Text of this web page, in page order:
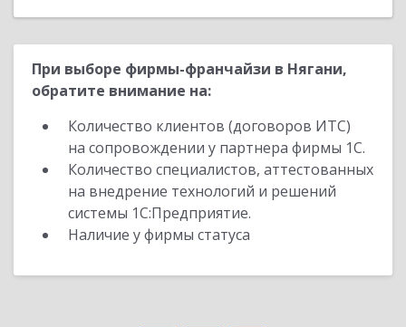
При выборе фирмы-франчайзи в Нягани,
обратите внимание на:
Количество клиентов (договоров ИТС)
на сопровождении у партнера фирмы 1С.
Количество специалистов, аттестованных
на внедрение технологий и решений
системы 1С:Предприятие.
Наличие у фирмы статуса